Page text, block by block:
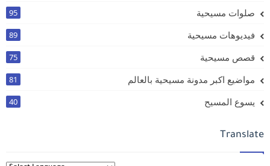
صلوات مسيحية 95
فيديوهات مسيحية 89
قصص مسيحية 75
مواضيع اكبر مدونة مسيحية بالعالم 81
يسوع المسيح 40
Translate